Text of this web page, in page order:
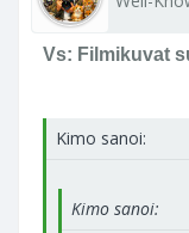
Vs: Filmikuvat
Kimo sanoi:
Kimo sanoi: